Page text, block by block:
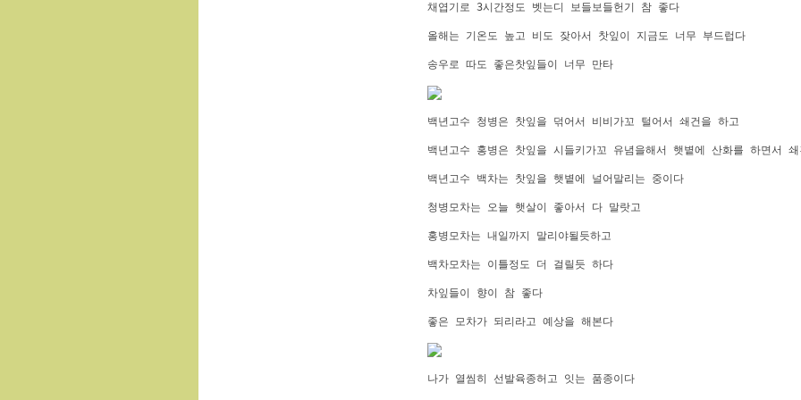
채엽기로 3시간정도 벳는디 보들보들헌기 참 좋다
올해는 기온도 높고 비도 잦아서 찻잎이 지금도 너무 부드럽다
송우로 따도 좋은찻잎들이 너무 만타
백년고수 청병은 찻잎을 덖어서 비비가꼬 털어서 쇄건을 하고
백년고수 홍병은 찻잎을 시들키가꼬 유념을해서 햇볕에 산화를 하면서 쇄
백년고수 백차는 찻잎을 햇볕에 널어말리는 중이다
청병모차는 오늘 햇살이 좋아서 다 말랏고
홍병모차는 내일까지 말리야될듯하고
백차모차는 이틀정도 더 걸릴듯 하다
차잎들이 향이 참 좋다
좋은 모차가 되리라고 예상을 해본다
나가 열씸히 선발육종허고 잇는 품종이다